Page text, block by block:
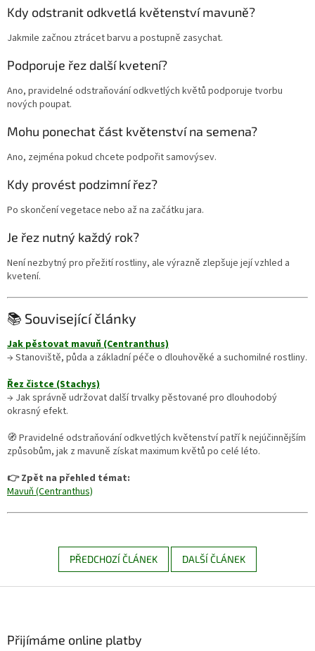
Kdy odstranit odkvetlá květenství mavuně?
Jakmile začnou ztrácet barvu a postupně zasychat.
Podporuje řez další kvetení?
Ano, pravidelné odstraňování odkvetlých květů podporuje tvorbu
nových poupat.
Mohu ponechat část květenství na semena?
Ano, zejména pokud chcete podpořit samovýsev.
Kdy provést podzimní řez?
Po skončení vegetace nebo až na začátku jara.
Je řez nutný každý rok?
Není nezbytný pro přežití rostliny, ale výrazně zlepšuje její vzhled a
kvetení.
📚 Související články
Jak pěstovat mavuň (Centranthus)
→ Stanoviště, půda a základní péče o dlouhověké a suchomilné rostliny.
Řez čistce (Stachys)
→ Jak správně udržovat další trvalky pěstované pro dlouhodobý
okrasný efekt.
🧭 Pravidelné odstraňování odkvetlých květenství patří k nejúčinnějším
způsobům, jak z mavuně získat maximum květů po celé léto.
👉 Zpět na přehled témat:
Mavuň (Centranthus)
PŘEDCHOZÍ ČLÁNEK DALŠÍ ČLÁNEK
Přijímáme online platby